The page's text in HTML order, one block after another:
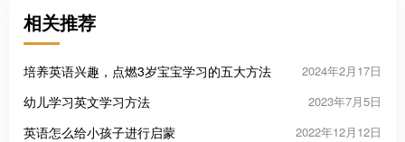
相关推荐
培养英语兴趣，点燃3岁宝宝学习的五大方法 2024年2月17日
幼儿学习英文学习方法 2023年7月5日
英语怎么给小孩子进行启蒙 2022年12月12日